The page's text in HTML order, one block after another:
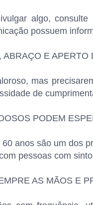
algo,
possuem
ABRAÇO E APERTO
mas
de
PODEM
anos são um dos
pessoas com
AS MÃOS E